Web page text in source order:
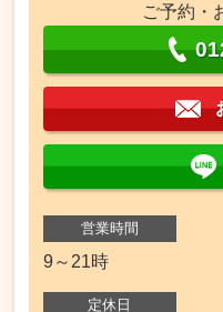
ご予約・
営業時間
9～21時
定休日